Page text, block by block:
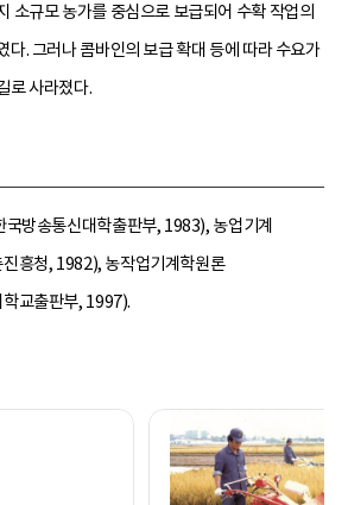
소규모 농가를 중심으로 보급되어 수확 작업의
다. 그러나 콤바인의 보급 확대 등에 따라 수요가
로 사라졌다.
국방송통신대학출판부, 1983), 농업기계
흥청, 1982), 농작업기계학원론
교출판부, 1997).